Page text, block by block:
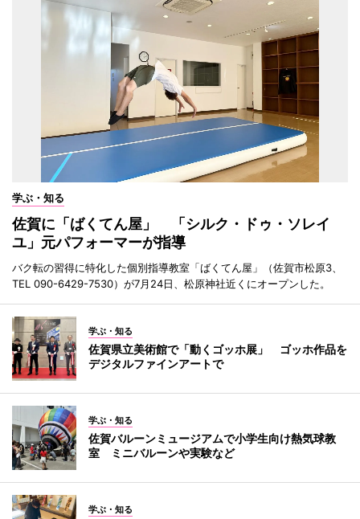
学ぶ・知る
佐賀に「ばくてん屋」 「シルク・ドゥ・ソレイ
ユ」元パフォーマーが指導
バク転の習得に特化した個別指導教室「ばくてん屋」（佐賀市松原3、
TEL 090-6429-7530）が7月24日、松原神社近くにオープンした。
学ぶ・知る
佐賀県立美術館で「動くゴッホ展」 ゴッホ作品を
デジタルファインアートで
学ぶ・知る
佐賀バルーンミュージアムで小学生向け熱気球教
室 ミニバルーンや実験など
学ぶ・知る